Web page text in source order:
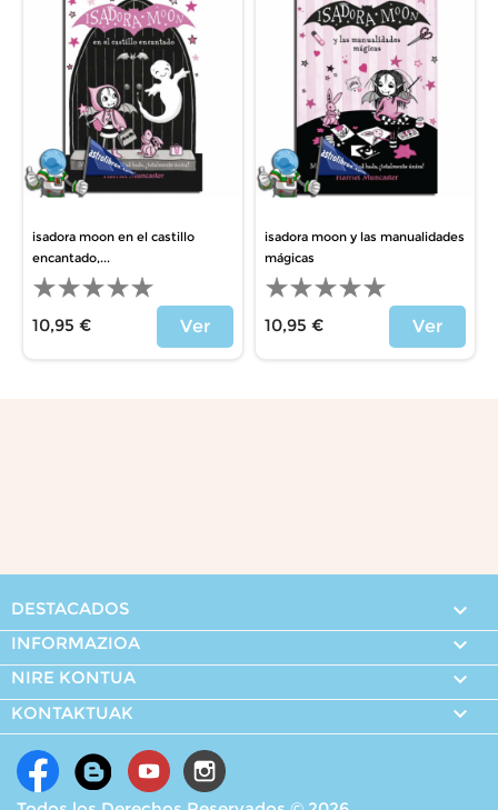
isadora moon en el castillo
encantado,...
10,95 €
Ver
isadora moon y las manualidades
mágicas
10,95 €
Ver
DESTACADOS 
INFORMAZIOA 
NIRE KONTUA 
KONTAKTUAK 